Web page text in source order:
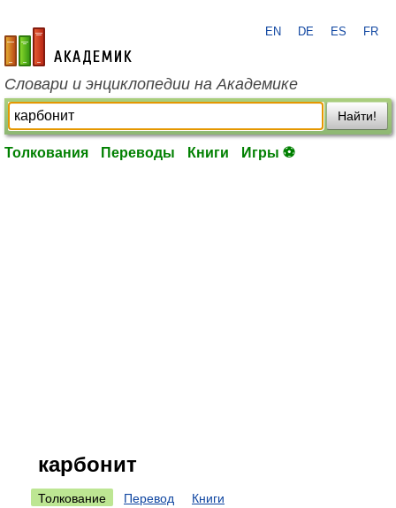
academic.ru
EN DE ES FR
Словари и энциклопедии на Академике
Найти!
Толкования Переводы Книги Игры ⚽
карбонит
Толкование Перевод Книги